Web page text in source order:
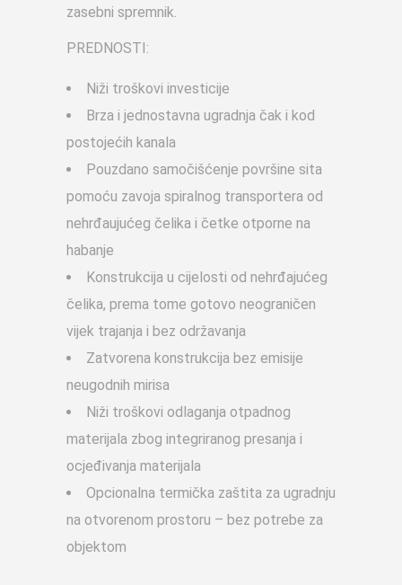
zasebni spremnik.
PREDNOSTI:
Niži troškovi investicije
Brza i jednostavna ugradnja čak i kod
postojećih kanala
Pouzdano samočišćenje površine sita
pomoću zavoja spiralnog transportera od
nehrđaujućeg čelika i četke otporne na
habanje
Konstrukcija u cijelosti od nehrđajućeg
čelika, prema tome gotovo neograničen
vijek trajanja i bez održavanja
Zatvorena konstrukcija bez emisije
neugodnih mirisa
Niži troškovi odlaganja otpadnog
materijala zbog integriranog presanja i
ocjeđivanja materijala
Opcionalna termička zaštita za ugradnju
na otvorenom prostoru – bez potrebe za
objektom